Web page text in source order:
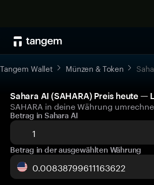
Tangem Wallet Münzen & Token
Sahara AI (SAHARA) Preis heute —
SAHARA in deine Währung
Betrag in Sahara AI
Betrag in der ausgewählten Währung